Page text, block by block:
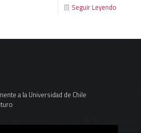
Seguir Leyendo
a la Universidad de Chile